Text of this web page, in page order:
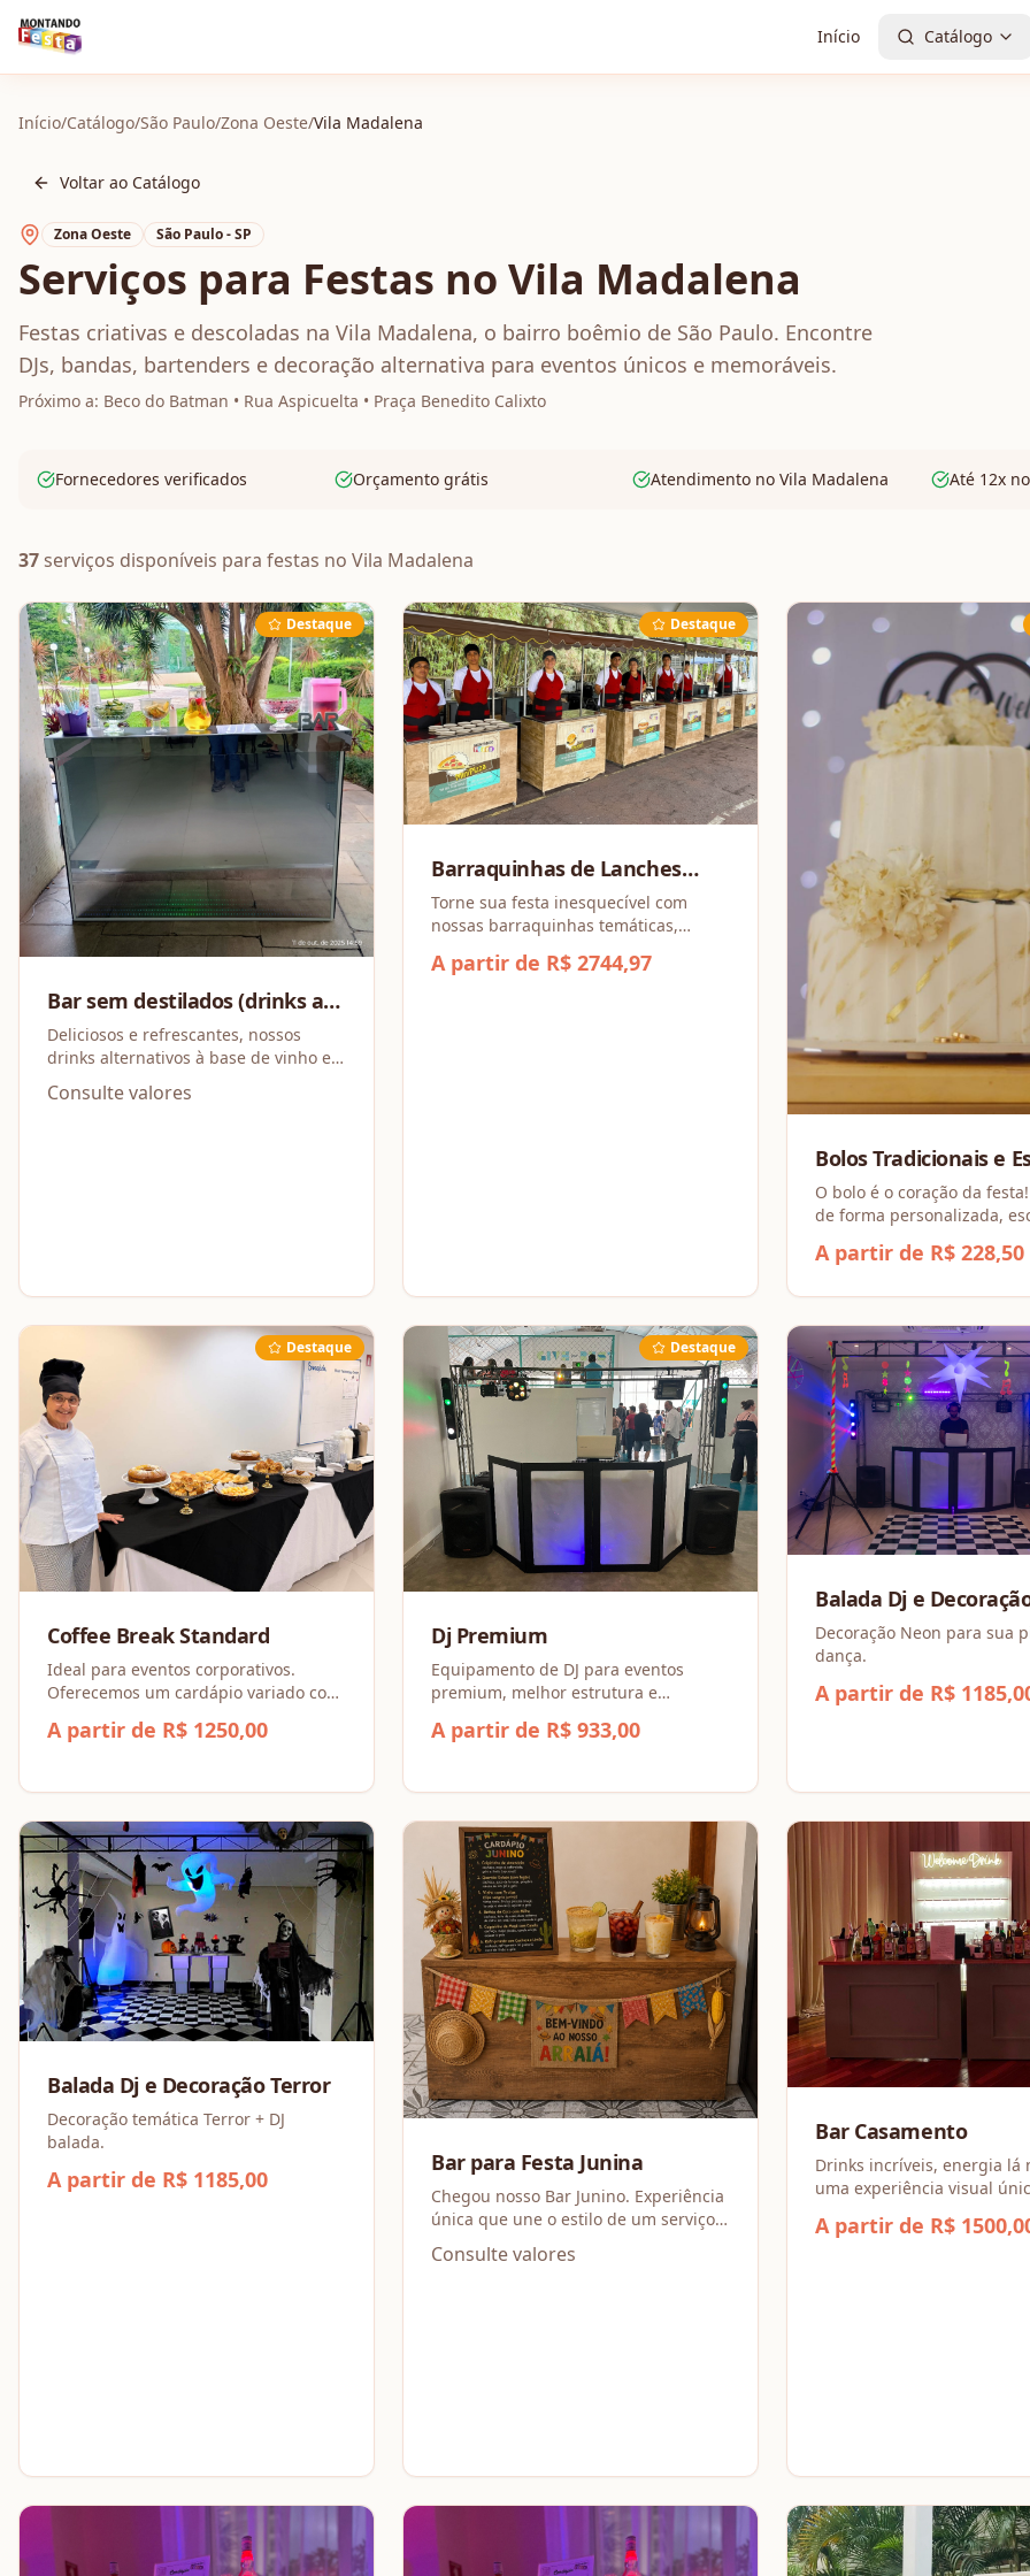
Início Catálogo
Início/Catálogo/São Paulo/Zona Oeste/Vila Madalena
Voltar ao Catálogo
Zona Oeste São Paulo - SP
Serviços para Festas no Vila Madalena
Festas criativas e descoladas na Vila Madalena, o bairro boêmio de São Paulo. Encontre
DJs, bandas, bartenders e decoração alternativa para eventos únicos e memoráveis.
Próximo a: Beco do Batman • Rua Aspicuelta • Praça Benedito Calixto
Fornecedores verificados Orçamento grátis Atendimento no Vila Madalena Até 12x
37 serviços disponíveis para festas no Vila Madalena
Destaque
Bar sem destilados (drinks a
base de vinho e espumante)
Deliciosos e refrescantes, nossos
drinks alternativos à base de vinho e
espumante são a pedida perfeita para
qualquer ocasião.
Consulte valores
Destaque
Barraquinhas de Lanches
Combo a partir de 4 barracas
Torne sua festa inesquecível com
nossas barraquinhas temáticas,
opções para todos os gostos!
A partir de R$ 2744,97
Bolos Tradicionais e
O bolo é o coração da
de forma personalizada,
Chocolate) e combinando
A partir de R$ 228,50
Destaque
Coffee Break Standard
Ideal para eventos corporativos.
Oferecemos um cardápio variado com
completo com equipe, louças e
A partir de R$ 1250,00
Destaque
Dj Premium
Equipamento de DJ para eventos
premium, melhor estrutura e
A partir de R$ 933,00
Balada Dj e
Decoração Neon para sua
dança.
A partir de R$
Balada Dj e Decoração Terror
Decoração temática Terror + DJ
balada.
A partir de R$ 1185,00
Bar para Festa Junina
Chegou nosso Bar Junino. Experiência
única que une o estilo de um serviço
de bar com a simplicidade de um
arraial.
Consulte valores
Bar Casamento
Drinks incríveis, energia lá
uma experiência visual
ponta com o ritmo da festa
A partir de R$